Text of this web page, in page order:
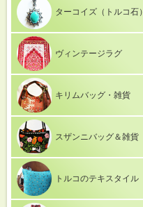
ターコイズ（トルコ石）
ヴィンテージラグ
キリムバッグ・雑貨
スザンニバッグ＆雑貨
トルコのテキスタイル